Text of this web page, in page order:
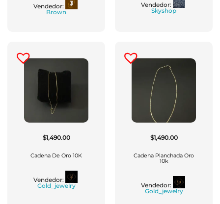
Vendedor:
Brown
Vendedor:
Skyshop
$1,490.00
Cadena De Oro 10K
Vendedor:
Gold_jewelry
$1,490.00
Cadena Planchada Oro
10k
Vendedor:
Gold_jewelry